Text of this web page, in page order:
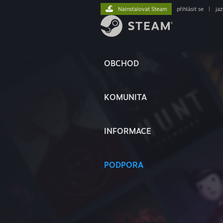
OBCHOD
KOMUNITA
INFORMACE
PODPORA
Nainstalovat Steam přihlásit se